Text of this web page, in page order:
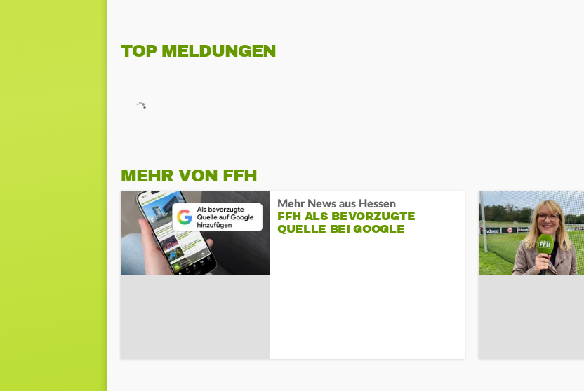
TOP MELDUNGEN
MEHR VON FFH
Mehr News aus Hessen
FFH ALS BEVORZUGTE
QUELLE BEI GOOGLE